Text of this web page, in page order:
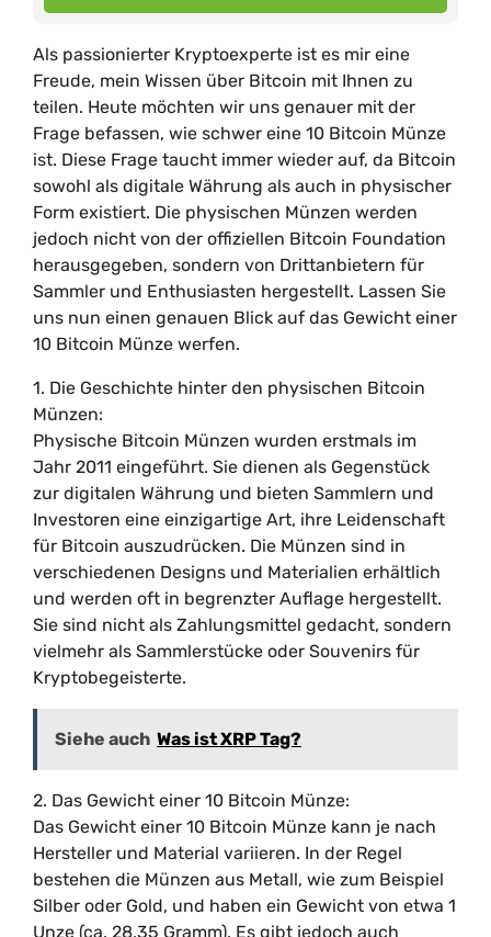
Als passionierter Kryptoexperte ist es mir eine
Freude, mein Wissen über Bitcoin mit Ihnen zu
teilen. Heute möchten wir uns genauer mit der
Frage befassen, wie schwer eine 10 Bitcoin Münze
ist. Diese Frage taucht immer wieder auf, da Bitcoin
sowohl als digitale Währung als auch in physischer
Form existiert. Die physischen Münzen werden
jedoch nicht von der offiziellen Bitcoin Foundation
herausgegeben, sondern von Drittanbietern für
Sammler und Enthusiasten hergestellt. Lassen Sie
uns nun einen genauen Blick auf das Gewicht einer
10 Bitcoin Münze werfen.
1. Die Geschichte hinter den physischen Bitcoin
Münzen:
Physische Bitcoin Münzen wurden erstmals im
Jahr 2011 eingeführt. Sie dienen als Gegenstück
zur digitalen Währung und bieten Sammlern und
Investoren eine einzigartige Art, ihre Leidenschaft
für Bitcoin auszudrücken. Die Münzen sind in
verschiedenen Designs und Materialien erhältlich
und werden oft in begrenzter Auflage hergestellt.
Sie sind nicht als Zahlungsmittel gedacht, sondern
vielmehr als Sammlerstücke oder Souvenirs für
Kryptobegeisterte.
Siehe auch Was ist XRP Tag?
2. Das Gewicht einer 10 Bitcoin Münze:
Das Gewicht einer 10 Bitcoin Münze kann je nach
Hersteller und Material variieren. In der Regel
bestehen die Münzen aus Metall, wie zum Beispiel
Silber oder Gold, und haben ein Gewicht von etwa 1
Unze (ca. 28,35 Gramm). Es gibt jedoch auch